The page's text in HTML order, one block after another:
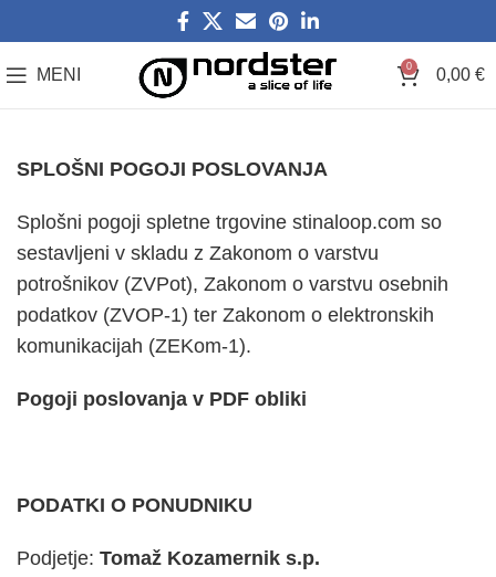
MENI 0 0,00 €
SPLOŠNI POGOJI POSLOVANJA
Splošni pogoji spletne trgovine stinaloop.com so
sestavljeni v skladu z Zakonom o varstvu
potrošnikov (ZVPot), Zakonom o varstvu osebnih
podatkov (ZVOP-1) ter Zakonom o elektronskih
komunikacijah (ZEKom-1).
Pogoji poslovanja v PDF obliki
PODATKI O PONUDNIKU
Podjetje: Tomaž Kozamernik s.p.